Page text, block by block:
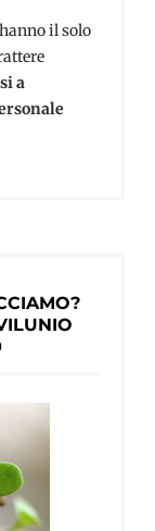
hanno il solo
a